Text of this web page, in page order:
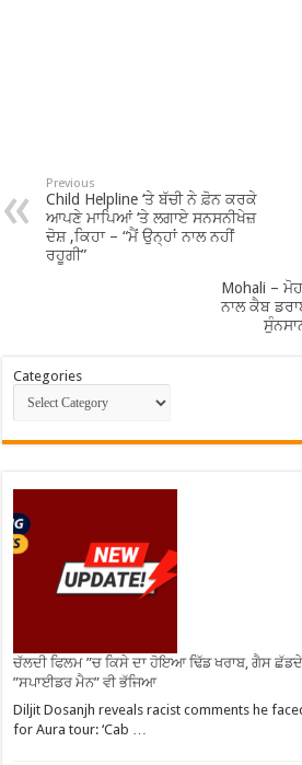
Previous
Child Helpline ‘ਤੇ ਬੱਚੀ ਨੇ ਫ਼ੋਨ ਕਰਕੇ
ਆਪਣੇ ਮਾਪਿਆਂ ‘ਤੇ ਲਗਾਏ ਸਨਸਨੀਖੇਜ਼
ਦੋਸ਼ ,ਕਿਹਾ – “ਮੈਂ ਉਨ੍ਹਾਂ ਨਾਲ ਨਹੀਂ
ਰਹੂਗੀ”
Mohali –
ਨਾਲ ਕੈਬ
Categories
ਚੱਲਦੀ ਫਿਲਮ ”ਚ ਕਿਸੇ ਦਾ ਹੋਇਆ ਢਿੱਡ ਖਰਾਬ, ਗੈਸ ਛੱਡਦੇ
”ਸਪਾਈਡਰ ਮੈਨ” ਵੀ ਭੱਜਿਆ
Diljit Dosanjh reveals racist comments he
for Aura tour: ‘Cab …